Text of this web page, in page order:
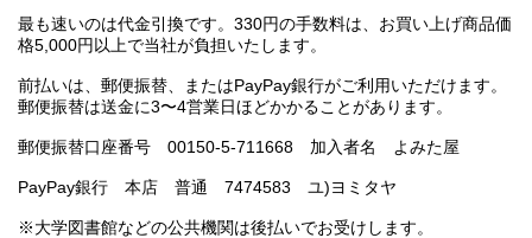
最も速いのは代金引換です。330円の手数料は、お買い上げ商品価
格5,000円以上で当社が負担いたします。
前払いは、郵便振替、またはPayPay銀行がご利用いただけます。
郵便振替は送金に3〜4営業日ほどかかることがあります。
郵便振替口座番号 00150-5-711668 加入者名 よみた屋
PayPay銀行 本店 普通 7474583 ユ)ヨミタヤ
※大学図書館などの公共機関は後払いでお受けします。